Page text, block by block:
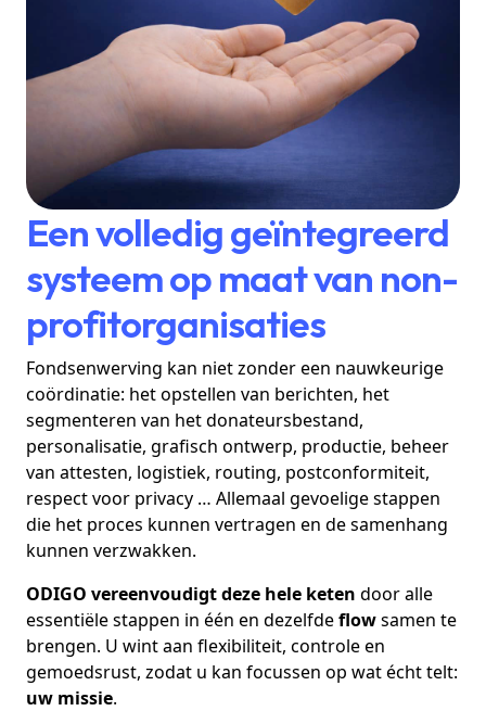
Een volledig geïntegreerd
systeem op maat van non-
profitorganisaties
Fondsenwerving kan niet zonder een nauwkeurige
coördinatie: het opstellen van berichten, het
segmenteren van het donateursbestand,
personalisatie, grafisch ontwerp, productie, beheer
van attesten, logistiek, routing, postconformiteit,
respect voor privacy … Allemaal gevoelige stappen
die het proces kunnen vertragen en de samenhang
kunnen verzwakken.
ODIGO vereenvoudigt deze hele keten door alle
essentiële stappen in één en dezelfdeflowsamen te
brengen. U wint aan flexibiliteit, controle en
gemoedsrust, zodat u kan focussen op wat écht telt:
uw missie.